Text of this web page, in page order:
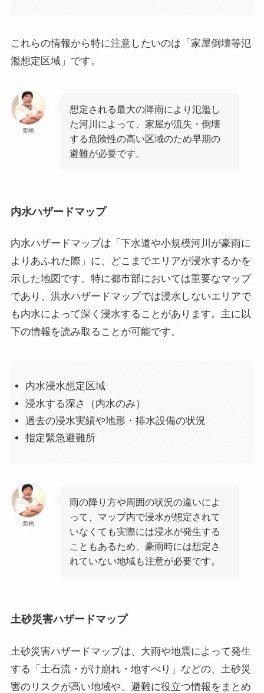
これらの情報から特に注意したいのは「家屋倒壊等氾
濫想定区域」です。
栗栖
想定される最大の降雨により氾濫し
た河川によって、家屋が流失・倒壊
する危険性の高い区域のため早期の
避難が必要です。
内水ハザードマップ
内水ハザードマップは「下水道や小規模河川が豪雨に
よりあふれた際」に、どこまでエリアが浸水するかを
示した地図です。特に都市部においては重要なマップ
であり、洪水ハザードマップでは浸水しないエリアで
も内水によって深く浸水することがあります。主に以
下の情報を読み取ることが可能です。
内水浸水想定区域
浸水する深さ（内水のみ）
過去の浸水実績や地形・排水設備の状況
指定緊急避難所
栗栖
雨の降り方や周囲の状況の違いによ
って、マップ内で浸水が想定されて
いなくても実際には浸水が発生する
こともあるため、豪雨時には想定さ
れていない地域も注意が必要です。
土砂災害ハザードマップ
土砂災害ハザードマップは、大雨や地震によって発生
する「土石流・がけ崩れ・地すべり」などの、土砂災
害のリスクが高い地域や、避難に役立つ情報をまとめ